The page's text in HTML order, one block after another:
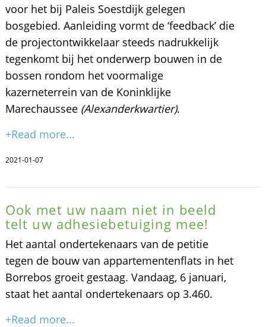
voor het bij Paleis Soestdijk gelegen
bosgebied. Aanleiding vormt de ‘feedback’ die
de projectontwikkelaar steeds nadrukkelijk
tegenkomt bij het onderwerp bouwen in de
bossen rondom het voormalige
kazerneterrein van de Koninklijke
Marechaussee (Alexanderkwartier).
+Read more...
2021-01-07
Ook met uw naam niet in beeld
telt uw adhesiebetuiging mee!
Het aantal ondertekenaars van de petitie
tegen de bouw van appartementenflats in het
Borrebos groeit gestaag. Vandaag, 6 januari,
staat het aantal ondertekenaars op 3.460.
+Read more...